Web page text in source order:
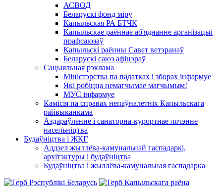
АСВОД
Беларускі фонд міру
Капыльская РА БТЧК
Капыльскае раённае аб'яднанне арганізацыі
прафсаюзаў
Капыльскі раённы Савет ветэранаў
Беларускі саюз афіцэраў
Сацыяльная рэклама
Міністэрства па падатках і зборах інфармуе
Які робіцца немагчымае магчымым!
МУС інфармуе
Камісія па справах непаўналетніх Капыльскага
райвыканкама
Аздараўленне і санаторна-курортнае лячэнне
насельніцтва
Будаўніцтва і ЖКГ
Аддзел жыллёва-камунальнай гаспадаркі,
архітэктуры і будаўніцтва
Будаўніцтва і жыллёва-камунальная гаспадарка